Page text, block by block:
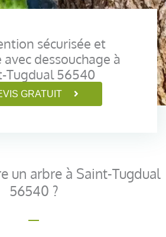
sécurisée et
dessouchage à
Tugdual 56540
GRATUIT
un arbre à Saint-Tugdual
56540 ?